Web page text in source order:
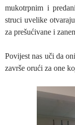
mukotrpnim i
struci uvelike
za prešućivane i
Povijest nas uči da
završe orući za one